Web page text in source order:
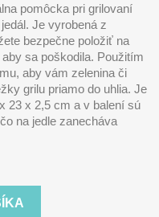
pomôcka pri grilovaní
Je vyrobená z
bezpečne položiť na
sa poškodila. Použitím
aby vám zelenina či
grilu priamo do uhlia. Je
23 x 2,5 cm a v balení sú
na jedle zanecháva